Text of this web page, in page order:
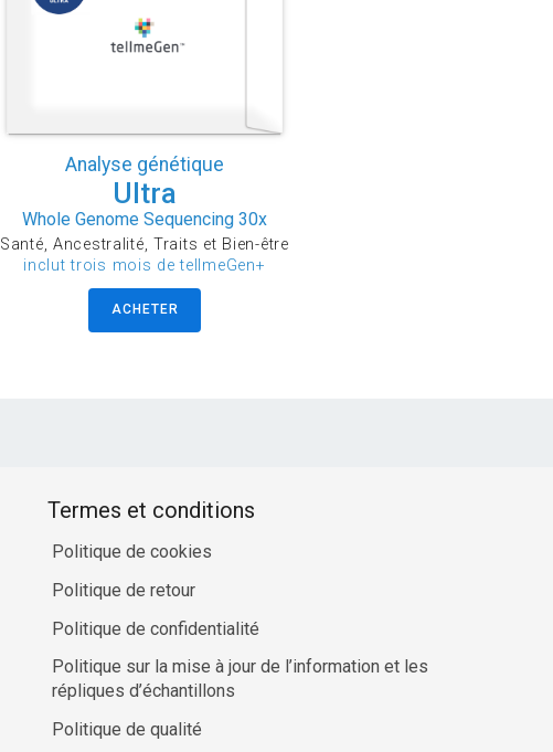
Analyse génétique
Ultra
Whole Genome Sequencing 30x
Santé, Ancestralité, Traits et Bien-être
inclut trois mois de tellmeGen+
ACHETER
Termes et conditions
Politique de cookies
Politique de retour
Politique de confidentialité
Politique sur la mise à jour de l’information et les
répliques d’échantillons
Politique de qualité